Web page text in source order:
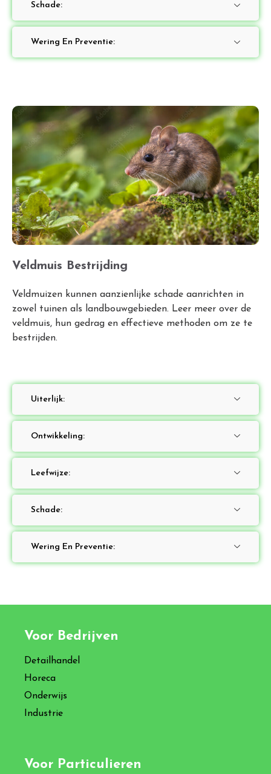
Schade:
Wering En Preventie:
Veldmuis Bestrijding
Veldmuizen kunnen aanzienlijke schade aanrichten in
zowel tuinen als landbouwgebieden. Leer meer over de
veldmuis, hun gedrag en effectieve methoden om ze te
bestrijden.
Uiterlijk:
Ontwikkeling:
Leefwijze:
Schade:
Wering En Preventie:
Voor Bedrijven
Detailhandel
Horeca
Onderwijs
Industrie
Voor Particulieren